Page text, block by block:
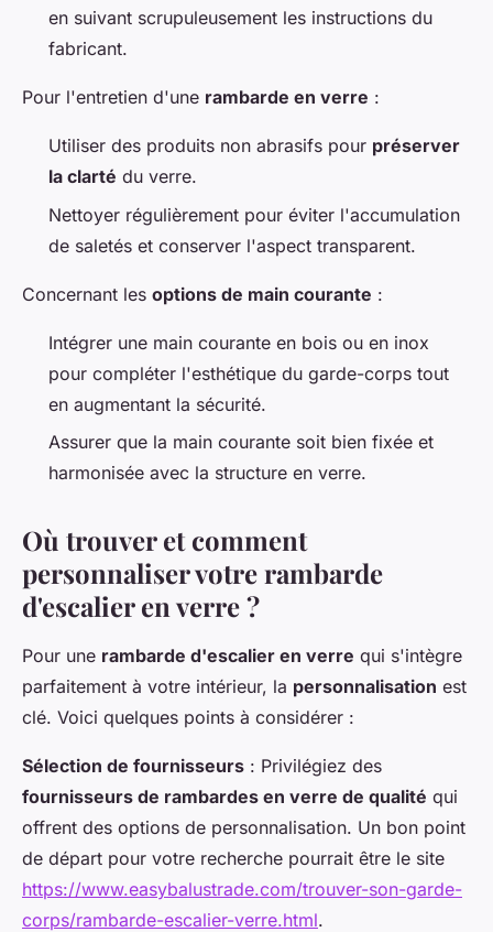
en suivant scrupuleusement les instructions du
fabricant.
Pour l'entretien d'une rambarde en verre :
Utiliser des produits non abrasifs pour préserver
la clarté du verre.
Nettoyer régulièrement pour éviter l'accumulation
de saletés et conserver l'aspect transparent.
Concernant les options de main courante :
Intégrer une main courante en bois ou en inox
pour compléter l'esthétique du garde-corps tout
en augmentant la sécurité.
Assurer que la main courante soit bien fixée et
harmonisée avec la structure en verre.
Où trouver et comment
personnaliser votre rambarde
d'escalier en verre ?
Pour une rambarde d'escalier en verre qui s'intègre
parfaitement à votre intérieur, la personnalisation est
clé. Voici quelques points à considérer :
Sélection de fournisseurs : Privilégiez des
fournisseurs de rambardes en verre de qualité qui
offrent des options de personnalisation. Un bon point
de départ pour votre recherche pourrait être le site
https://www.easybalustrade.com/trouver-son-garde-
corps/rambarde-escalier-verre.html.